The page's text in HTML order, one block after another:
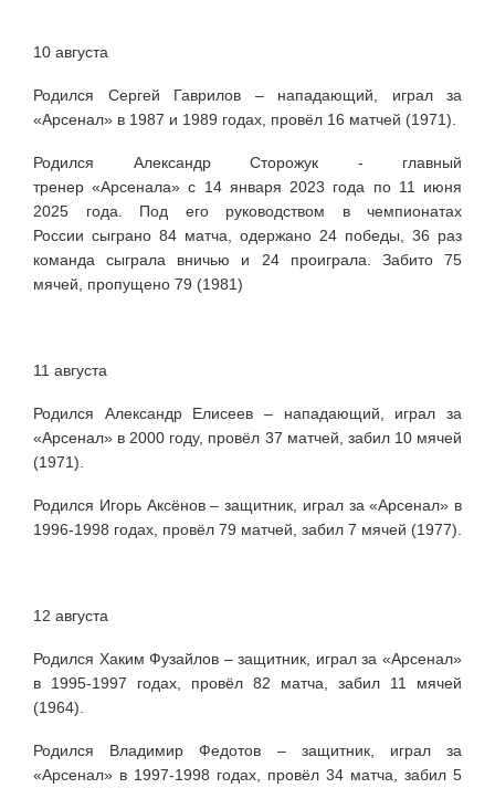
10 августа
Родился Сергей Гаврилов – нападающий, играл за
«Арсенал» в 1987 и 1989 годах, провёл 16 матчей (1971).
Родился Александр Сторожук - главный
тренер«Арсенала» с 14 января 2023 года по 11 июня
2025 года. Под его руководством в чемпионатах
России сыграно 84 матча, одержано 24 победы, 36 раз
команда сыграла вничью и 24 проиграла. Забито 75
мячей, пропущено 79 (1981)
11 августа
Родился Александр Елисеев – нападающий, играл за
«Арсенал» в 2000 году, провёл 37 матчей, забил 10 мячей
(1971).
Родился Игорь Аксёнов – защитник, играл за «Арсенал» в
1996-1998 годах, провёл 79 матчей, забил 7 мячей (1977).
12 августа
Родился Хаким Фузайлов – защитник, играл за «Арсенал»
в 1995-1997 годах, провёл 82 матча, забил 11 мячей
(1964).
Родился Владимир Федотов – защитник, играл за
«Арсенал» в 1997-1998 годах, провёл 34 матча, забил 5